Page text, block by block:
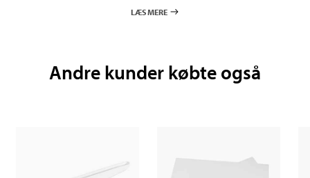
LÆS MERE
Andre kunder købte også